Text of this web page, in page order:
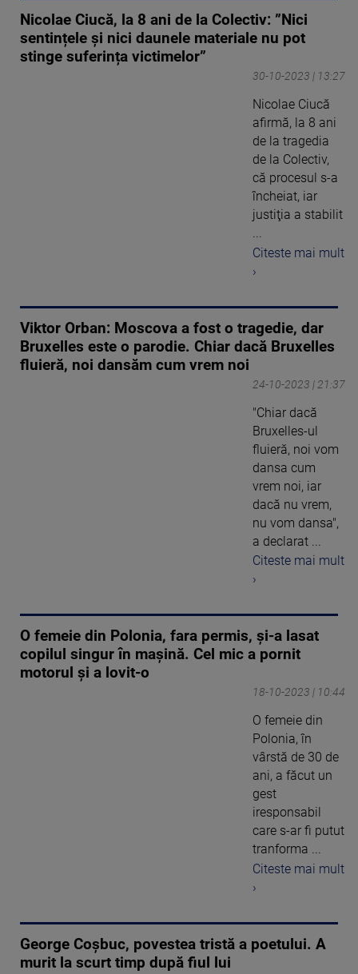
Nicolae Ciucă, la 8 ani de la Colectiv: ”Nici
sentințele și nici daunele materiale nu pot
stinge suferința victimelor”
30-10-2023 | 13:27
Nicolae Ciucă
afirmă, la 8 ani
de la tragedia
de la Colectiv,
că procesul s-a
încheiat, iar
justiţia a stabilit
...
Citeste mai mult
›
Viktor Orban: Moscova a fost o tragedie, dar
Bruxelles este o parodie. Chiar dacă Bruxelles
fluieră, noi dansăm cum vrem noi
24-10-2023 | 21:37
"Chiar dacă
Bruxelles-ul
fluieră, noi vom
dansa cum
vrem noi, iar
dacă nu vrem,
nu vom dansa",
a declarat ...
Citeste mai mult
›
O femeie din Polonia, fara permis, și-a lasat
copilul singur în mașină. Cel mic a pornit
motorul și a lovit-o
18-10-2023 | 10:44
O femeie din
Polonia, în
vârstă de 30 de
ani, a făcut un
gest
iresponsabil
care s-ar fi putut
tranforma ...
Citeste mai mult
›
George Coșbuc, povestea tristă a poetului. A
murit la scurt timp după fiul lui